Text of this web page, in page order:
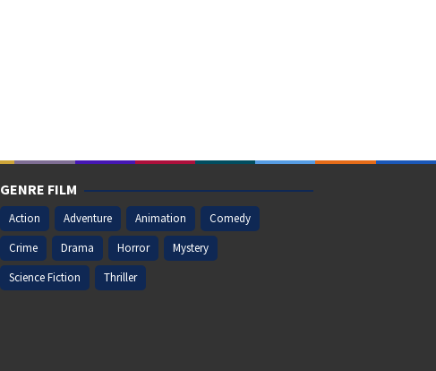
GENRE FILM
Action Adventure Animation
Comedy
Crime
Drama Horror
Mystery
Science Fiction
Thriller